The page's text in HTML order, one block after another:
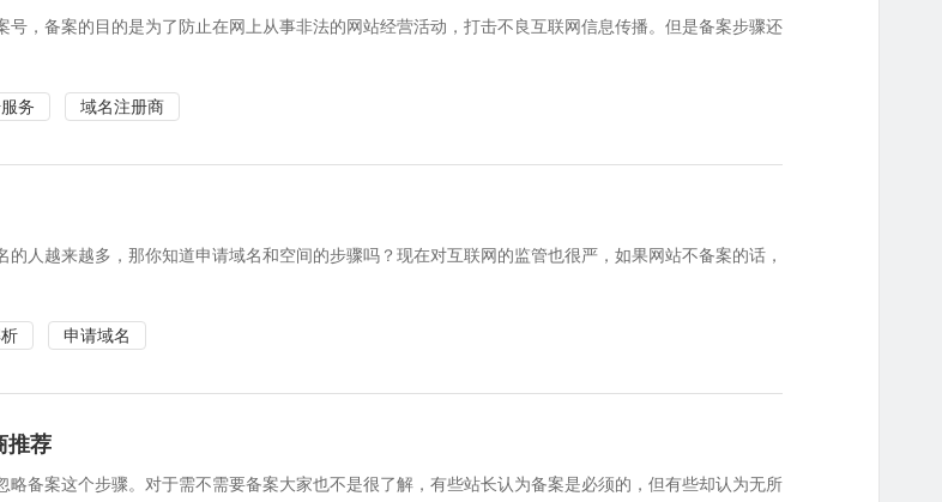
，备案的目的是为了防止在网上从事非法的网站经营活动，打击不良互联网信息传播。但是备案步骤还
务 域名注册商
人越来越多，那你知道申请域名和空间的步骤吗？现在对互联网的监管也很严，如果网站不备案的话，
申请域名
推荐
备案这个步骤。对于需不需要备案大家也不是很了解，有些站长认为备案是必须的，但有些却认为无所